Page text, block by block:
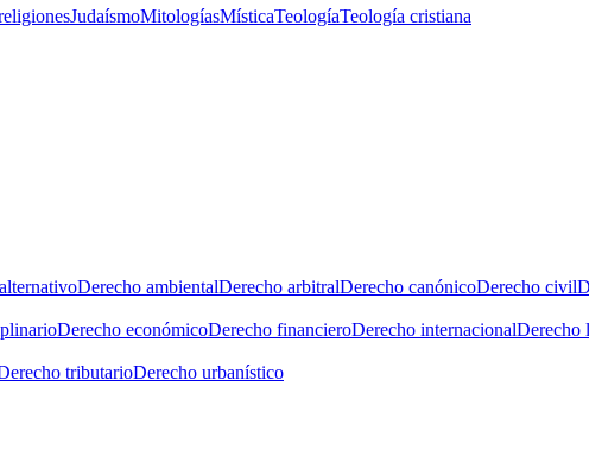
JudaísmoMitologíasMísticaTeologíaTeología cristiana
Derecho ambientalDerecho arbitralDerecho canónicoDerecho civil
Derecho económicoDerecho financieroDerecho internacionalDerecho
tributarioDerecho urbanístico